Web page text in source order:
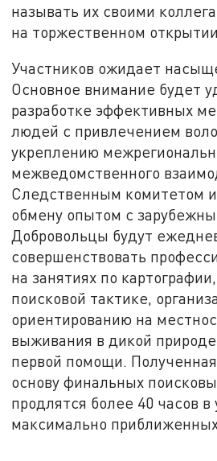
называть их своими
на торжественном открытии.
Участников ожидает
Основное внимание будет
разработке эффективных
людей с привлечением
укреплению
межведомственного
Следственным комитетом
обмену опытом с
Добровольцы будут
совершенствовать
на занятиях по
поисковой тактике,
ориентированию на
выживания в дикой
первой помощи.
основу финальных
продлятся более 40 часов в
максимально